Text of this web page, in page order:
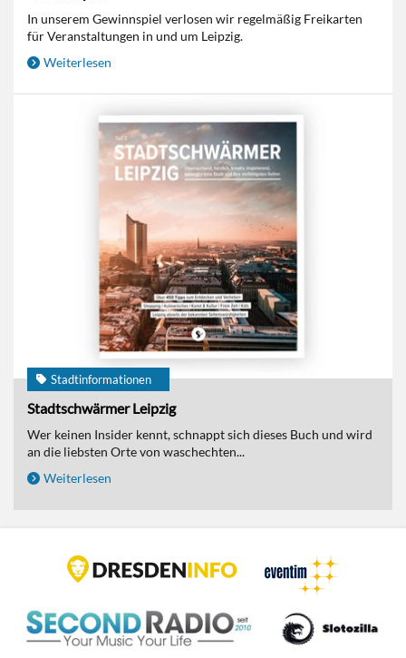
In unserem Gewinnspiel verlosen wir regelmäßig Freikarten
für Veranstaltungen in und um Leipzig.
Weiterlesen
Stadtinformationen
Stadtschwärmer Leipzig
Wer keinen Insider kennt, schnappt sich dieses Buch und wird
an die liebsten Orte von waschechten...
Weiterlesen